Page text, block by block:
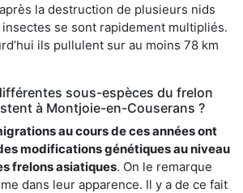
la destruction de plusieurs nids
se sont rapidement multipliés.
ils pullulent sur au moins 78 km
sous-espèces du frelon
à Montjoie-en-Couserans ?
au cours de ces années ont
modifications génétiques au niveau
frelons asiatiques. On le remarque
dans leur apparence. Il y a de ce fait